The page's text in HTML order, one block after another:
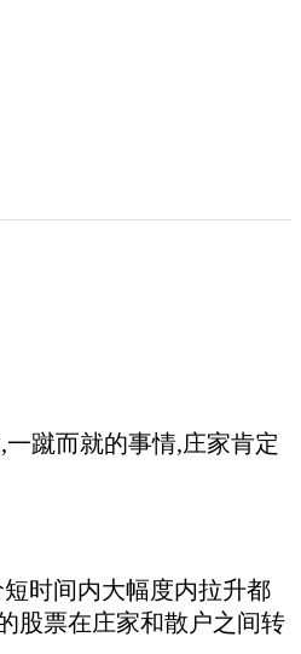
蹴而就的事情,庄家肯定
时间内大幅度内拉升都
股票在庄家和散户之间转